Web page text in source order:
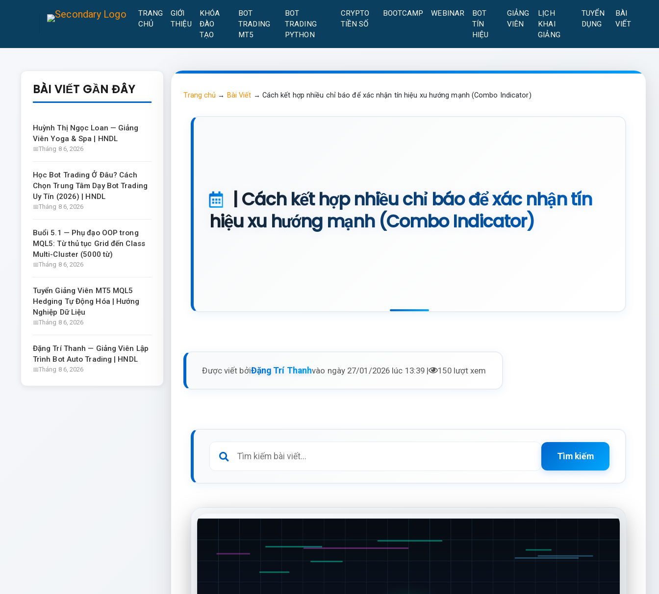
TRANG
CHỦ
GIỚI
THIỆU
KHÓA
ĐÀO
TẠO
BOT
TRADING
MT5
BOT
TRADING
PYTHON
CRYPTO
TIỀN SỐ
BOOTCAMP WEBINAR
BOT
TÍN
HIỆU
GIẢNG
VIÊN
LỊCH
KHAI
GIẢNG
TUYỂN
DỤNG
BÀI
VIẾT
BÀI VIẾT GẦN ĐÂY
Huỳnh Thị Ngọc Loan — Giảng
Viên Yoga & Spa | HNDL
Tháng 8 6, 2026
Học Bot Trading Ở Đâu? Cách
Chọn Trung Tâm Dạy Bot Trading
Uy Tín (2026) | HNDL
Tháng 8 6, 2026
Buổi 5.1 — Phụ đạo OOP trong
MQL5: Từ thủ tục Grid đến Class
Multi-Cluster (5000 từ)
Tháng 8 6, 2026
Tuyển Giảng Viên MT5 MQL5
Hedging Tự Động Hóa | Hướng
Nghiệp Dữ Liệu
Tháng 8 6, 2026
Đặng Trí Thanh — Giảng Viên Lập
Trình Bot Auto Trading | HNDL
Tháng 8 6, 2026
Trang chủ → Bài Viết → Cách kết hợp nhiều chỉ báo để xác nhận tín hiệu xu hướng mạnh (Combo Indicator)
| Cách kết hợp nhiều chỉ báo để xác nhận tín
hiệu xu hướng mạnh (Combo Indicator)
Được viết bởiĐặng Trí Thanhvào ngày 27/01/2026 lúc 13:39 | 150 lượt xem
Tìm kiếm